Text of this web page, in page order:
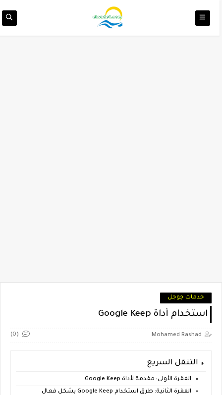
خدمات جوجل
استخدام أداة Google Keep
Mohamed Rashad
(0)
التنقل السريع
الفقرة الأولى: مقدمة لأداة Google Keep
الفقرة الثانية: طرق استخدام Google Keep بشكل فعال